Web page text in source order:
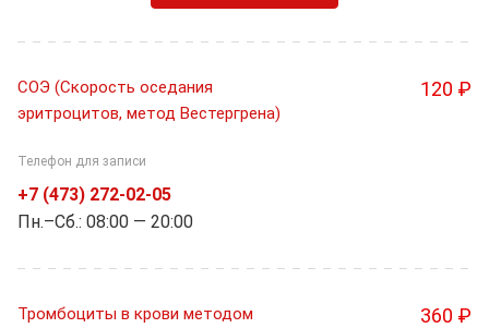
СОЭ (Скорость оседания
эритроцитов, метод Вестергрена)
120 ₽
Телефон для записи
+7 (473) 272-02-05
Пн.–Cб.: 08:00 — 20:00
Тромбоциты в крови методом
360 ₽